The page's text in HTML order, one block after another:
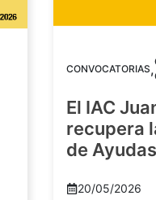
CONVOCATORIAS,
El IAC
recupera
de
20/05/2026